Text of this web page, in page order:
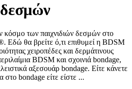
κόσμο των παιχνιδιών δεσμών στο
θα βρείτε ό,τι επιθυμεί η BDSM
χειροπέδες και δερμάτινους
BDSM και σχοινιά bondage,
αξεσουάρ bondage. Είτε κάνετε
bondage είτε είστε ...